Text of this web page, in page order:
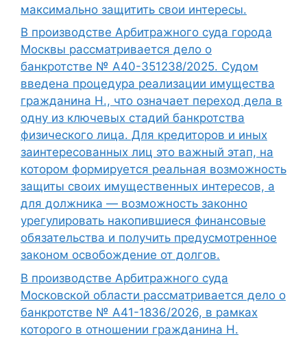
максимально защитить свои интересы.
В производстве Арбитражного суда города
Москвы рассматривается дело о
банкротстве № А40-351238/2025. Судом
введена процедура реализации имущества
гражданина Н., что означает переход дела в
одну из ключевых стадий банкротства
физического лица. Для кредиторов и иных
заинтересованных лиц это важный этап, на
котором формируется реальная возможность
защиты своих имущественных интересов, а
для должника — возможность законно
урегулировать накопившиеся финансовые
обязательства и получить предусмотренное
законом освобождение от долгов.
В производстве Арбитражного суда
Московской области рассматривается дело о
банкротстве № А41-1836/2026, в рамках
которого в отношении гражданина Н.